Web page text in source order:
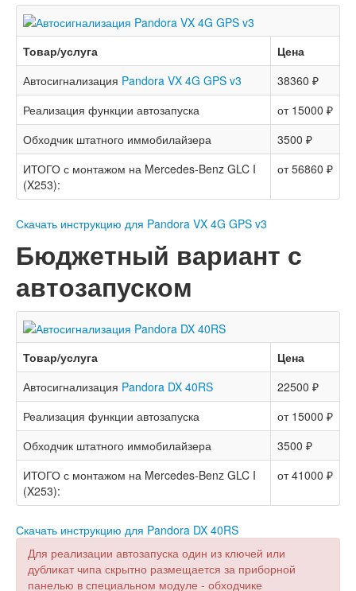
Товар/услуга
Цена
Автосигнализация Pandora VX 4G GPS v3
38360 ₽
Реализация функции автозапуска
от 15000 ₽
Обходчик штатного иммобилайзера
3500 ₽
ИТОГО с монтажом на Mercedes-Benz GLC I
(X253):
от 56860 ₽
Скачать инструкцию для Pandora VX 4G GPS v3
Бюджетный вариант с
автозапуском
Товар/услуга
Цена
Автосигнализация Pandora DX 40RS
22500 ₽
Реализация функции автозапуска
от 15000 ₽
Обходчик штатного иммобилайзера
3500 ₽
ИТОГО с монтажом на Mercedes-Benz GLC I
(X253):
от 41000 ₽
Скачать инструкцию для Pandora DX 40RS
Для реализации автозапуска один из ключей или
дубликат чипа скрытно размещается за приборной
панелью в специальном модуле - обходчике